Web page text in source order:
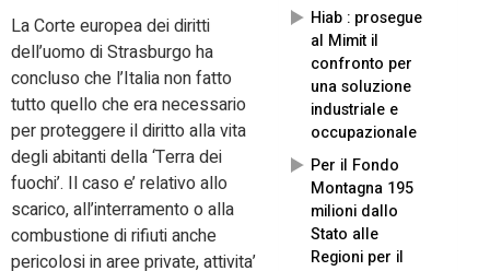
Hiab : prosegue
al Mimit il
confronto per
una soluzione
industriale e
occupazionale
Per il Fondo
Montagna 195
milioni dallo
Stato alle
Regioni per il
La Corte europea dei diritti
dell’uomo di Strasburgo ha
concluso che l’Italia non fatto
tutto quello che era necessario
per proteggere il diritto alla vita
degli abitanti della ‘Terra dei
fuochi’. Il caso e’ relativo allo
scarico, all’interramento o alla
combustione di rifiuti anche
pericolosi in aree private, attivita’